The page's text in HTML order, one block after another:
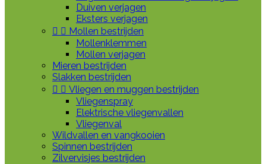
Duiven verjagen
Eksters verjagen
  Mollen bestrijden
Mollenklemmen
Mollen verjagen
Mieren bestrijden
Slakken bestrijden
  Vliegen en muggen bestrijden
Vliegenspray
Elektrische vliegenvallen
Vliegenval
Wildvallen en vangkooien
Spinnen bestrijden
Zilvervisjes bestrijden